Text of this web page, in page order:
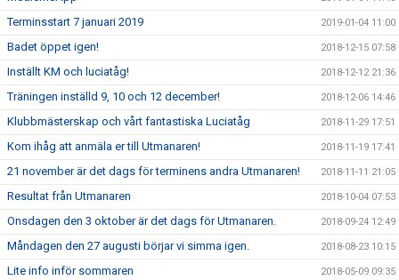
Terminsstart 7 januari 2019 2019-01-04 11:00
Badet öppet igen! 2018-12-15 07:58
Inställt KM och luciatåg! 2018-12-12 21:36
Träningen inställd 9, 10 och 12 december! 2018-12-06 14:46
Klubbmästerskap och vårt fantastiska Luciatåg 2018-11-29 17:51
Kom ihåg att anmäla er till Utmanaren! 2018-11-19 17:41
21 november är det dags för terminens andra Utmanaren! 2018-11-11 21:05
Resultat från Utmanaren 2018-10-04 07:53
Onsdagen den 3 oktober är det dags för Utmanaren. 2018-09-24 12:49
Måndagen den 27 augusti börjar vi simma igen. 2018-08-23 10:15
Lite info inför sommaren 2018-05-09 09:35